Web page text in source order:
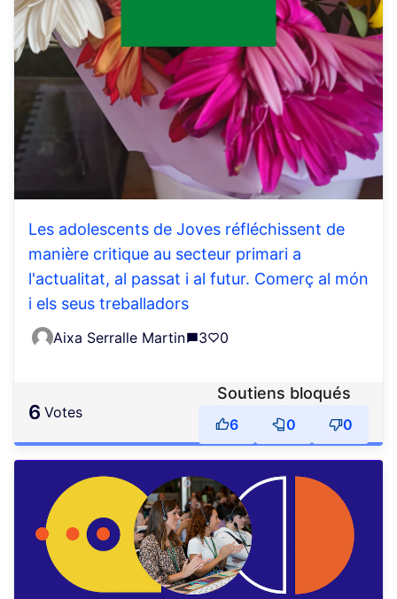
Les adolescents de Joves réfléchissent de
manière critique au secteur primari a
l'actualitat, al passat i al futur. Comerç al món
i els seus treballadors
Aixa Serralle Martin 3 0
6 votes
Soutiens bloqués
6 0 0